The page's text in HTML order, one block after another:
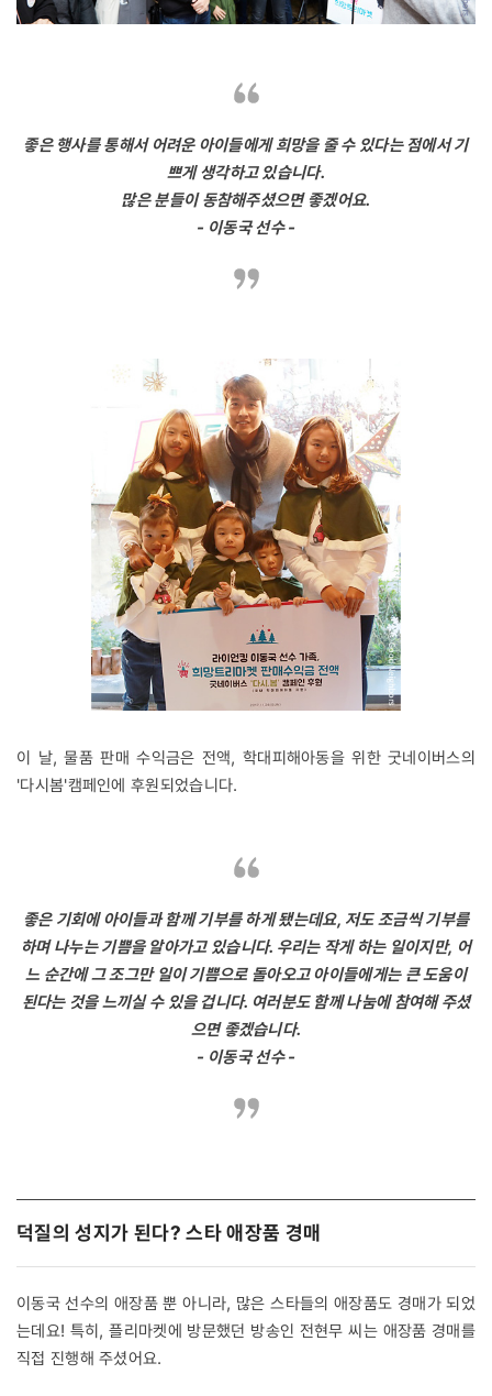
좋은 행사를 통해서 어려운 아이들에게 희망을 줄 수 있다는 점에서 기
쁘게 생각하고 있습니다.
많은 분들이 동참해주셨으면 좋겠어요.
- 이동국 선수 -
이 날, 물품 판매 수익금은 전액, 학대피해아동을 위한 굿네이버스의
'다시봄'캠페인에 후원되었습니다.
좋은 기회에 아이들과 함께 기부를 하게 됐는데요, 저도 조금씩 기부를
하며 나누는 기쁨을 알아가고 있습니다. 우리는 작게 하는 일이지만, 어
느 순간에 그 조그만 일이 기쁨으로 돌아오고 아이들에게는 큰 도움이
된다는 것을 느끼실 수 있을 겁니다. 여러분도 함께 나눔에 참여해 주셨
으면 좋겠습니다.
- 이동국 선수 -
덕질의 성지가 된다? 스타 애장품 경매
이동국 선수의 애장품 뿐 아니라, 많은 스타들의 애장품도 경매가 되었
는데요! 특히, 플리마켓에 방문했던 방송인 전현무 씨는 애장품 경매를
직접 진행해 주셨어요.